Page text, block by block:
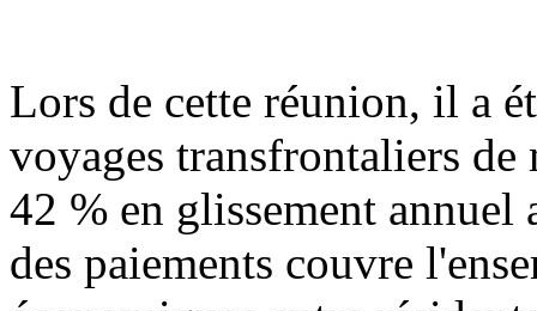
Lors de cette réunion, il a
voyages transfrontaliers de
42 % en glissement annuel
des paiements couvre